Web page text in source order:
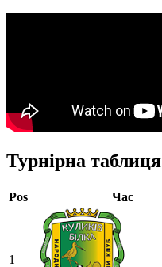
Турнірна таблиця
Pos Час
1